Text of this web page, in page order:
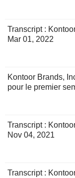
Transcript :
Mar 01, 2022
Kontoor Brands,
pour le premier
Transcript :
Nov 04, 2021
Transcript :